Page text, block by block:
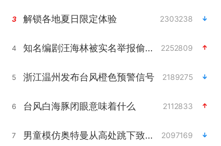
3 解锁各地夏日限定体验 2303238
4 知名编剧汪海林被实名举报偷税漏税 2252809
5 浙江温州发布台风橙色预警信号 2189275
6 台风白海豚闭眼意味着什么 2112833
7 男童模仿奥特曼从高处跳下致骨折 2097169